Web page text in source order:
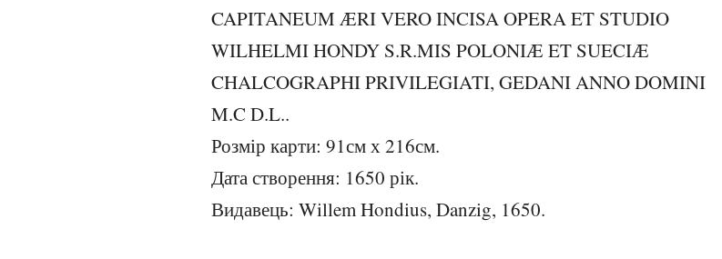
CAPITANEUM ÆRI VERO INCISA OPERA ET STUDIO
WILHELMI HONDY S.R.MIS POLONIÆ ET SUECIÆ
CHALCOGRAPHI PRIVILEGIATI, GEDANI ANNO DOMINI
M.C D.L..
Розмір карти: 91см х 216см.
Дата створення: 1650 рік.
Видавець: Willem Hondius, Danzig, 1650.